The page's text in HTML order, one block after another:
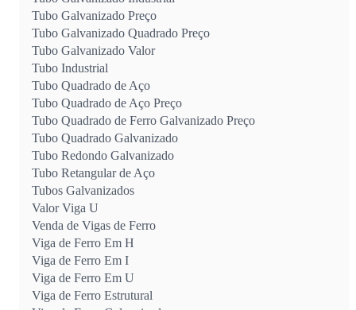
Tubo Galvanizado Preço
Tubo Galvanizado Quadrado Preço
Tubo Galvanizado Valor
Tubo Industrial
Tubo Quadrado de Aço
Tubo Quadrado de Aço Preço
Tubo Quadrado de Ferro Galvanizado Preço
Tubo Quadrado Galvanizado
Tubo Redondo Galvanizado
Tubo Retangular de Aço
Tubos Galvanizados
Valor Viga U
Venda de Vigas de Ferro
Viga de Ferro Em H
Viga de Ferro Em I
Viga de Ferro Em U
Viga de Ferro Estrutural